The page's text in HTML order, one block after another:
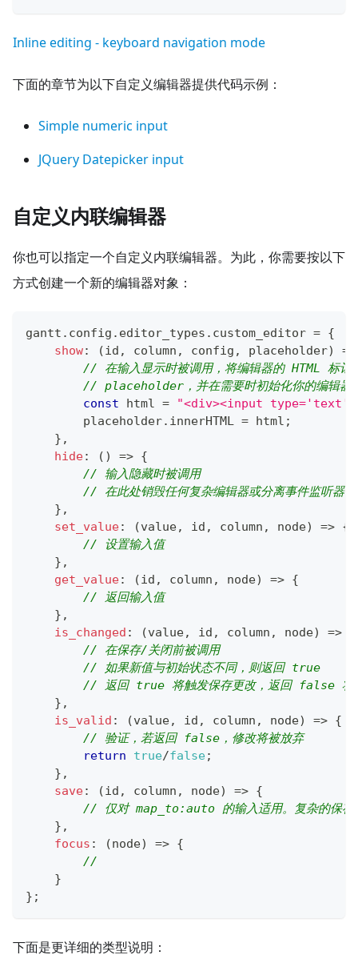
Inline editing - keyboard navigation mode
下面的章节为以下自定义编辑器提供代码示例：
Simple numeric input
JQuery Datepicker input
自定义内联编辑器
你也可以指定一个自定义内联编辑器。为此，你需要按以下
方式创建一个新的编辑器对象：
gantt . config . editor_types . custom_editor = {
show: (id , column , config , placeholder)
=>
// 在输入显示时被调用，将编辑器的 HTML 标记
// placeholder，并在需要时初始化你的编辑器
const html =
"<div><input type='text'
        placeholder
. innerHTML = html ;
} ,
hide: ( ) => {
// 输入隐藏时被调用
// 在此处销毁任何复杂编辑器或分离事件监听器
} ,
set_value: (value, id , column , node) => {
// 设置输入值
} ,
get_value: (id , column , node) => {
// 返回输入值
} ,
is_changed : (value, id , column , node) =>
// 在保存/关闭前被调用
// 如果新值与初始状态不同，则返回 true
// 返回 true 将触发保存更改，返回 false 将
} ,
is_valid : (value, id , column , node) => {
// 验证，若返回 false，修改将被放弃
return
true/false;
} ,
save: (id , column , node) => {
// 仅对 map_to:auto 的输入适用。复杂的保存
} ,
focus : (node) => {
//
}
} ;
下面是更详细的类型说明：